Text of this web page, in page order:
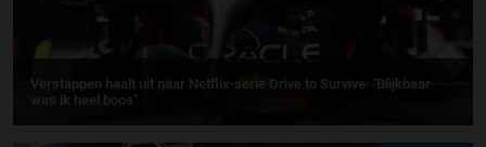
Verstappen haalt uit naar Netflix-serie Drive to Survive: "Blijkbaar
was ik heel boos"